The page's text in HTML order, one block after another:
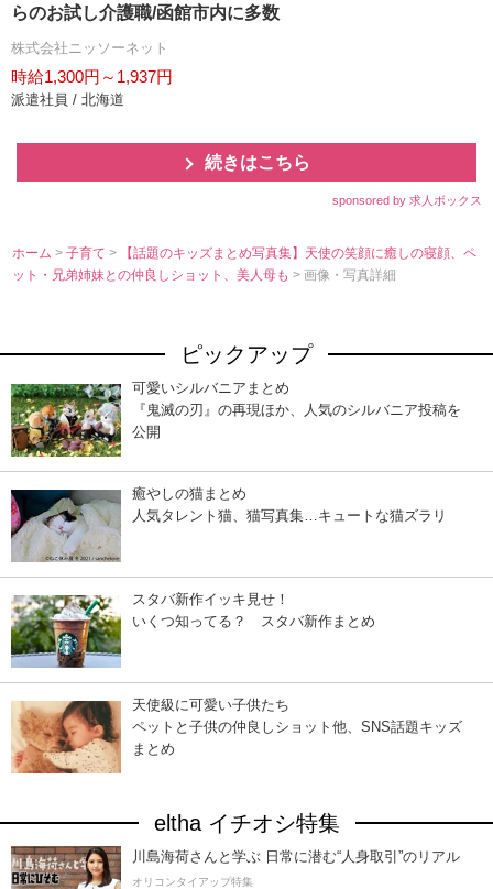
らのお試し介護職/函館市内に多数
株式会社ニッソーネット
時給1,300円～1,937円
派遣社員 / 北海道
続きはこちら
sponsored by 求人ボックス
ホーム >子育て>
【話題のキッズまとめ写真集】天使の笑顔に癒しの寝顔、ペ
ット・兄弟姉妹との仲良しショット、美人母も> 画像・写真詳細
ピックアップ
可愛いシルバニアまとめ
『鬼滅の刃』の再現ほか、人気のシルバニア投稿を
公開
癒やしの猫まとめ
人気タレント猫、猫写真集…キュートな猫ズラリ
スタバ新作イッキ見せ！
いくつ知ってる？ スタバ新作まとめ
天使級に可愛い子供たち
ペットと子供の仲良しショット他、SNS話題キッズ
まとめ
eltha イチオシ特集
川島海荷さんと学ぶ 日常に潜む“人身取引”のリアル
オリコンタイアップ特集